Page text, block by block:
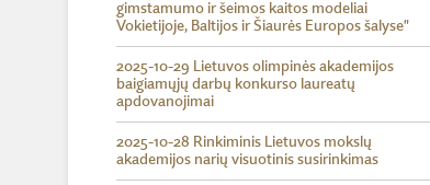
gimstamumo ir šeimos kaitos modeliai
Vokietijoje, Baltijos ir Šiaurės Europos šalyse"
2025-10-29 Lietuvos olimpinės akademijos
baigiamųjų darbų konkurso laureatų
apdovanojimai
2025-10-28 Rinkiminis Lietuvos mokslų
akademijos narių visuotinis susirinkimas